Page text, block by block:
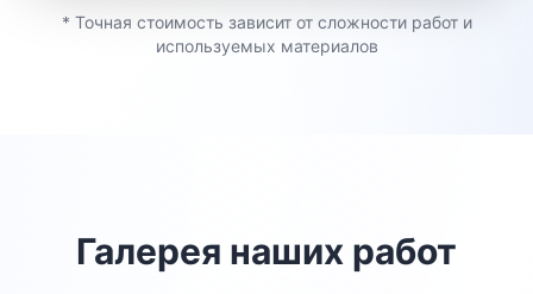
* Точная стоимость зависит от сложности работ и
используемых материалов
Галерея наших работ